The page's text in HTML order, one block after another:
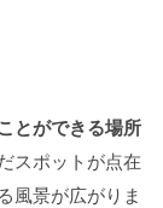
とができる場所
スポットが点在
風景が広がりま